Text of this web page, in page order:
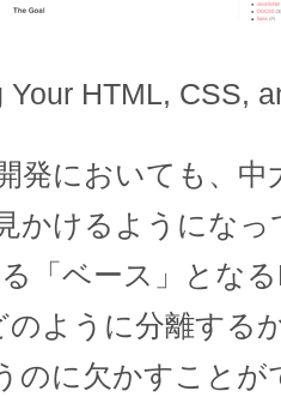
Your HTML, CSS,
発においても、中
かけるようにな
「ベース」とな
のように分離する
のに欠かすことが